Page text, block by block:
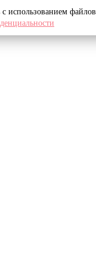
использованием файлов